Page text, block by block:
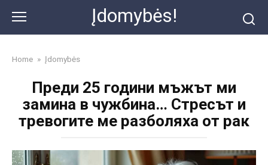
content
Įdomybės!
Home » Įdomybės
Преди 25 години мъжът ми
замина в чужбина… Стресът и
тревогите ме разболяха от рак